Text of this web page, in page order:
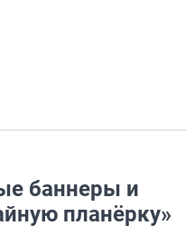
баннеры и
планёрку»